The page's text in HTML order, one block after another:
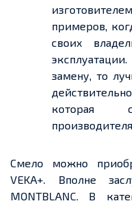
примеров,
своих
замену, то
которая
Смело можно
VEKA+. Вполне
MONTBLANC. В